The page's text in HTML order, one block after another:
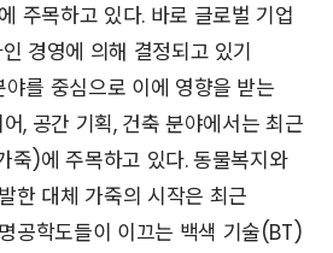
주목하고 있다. 바로 글로벌 기업
경영에 의해 결정되고 있기
를 중심으로 이에 영향을 받는
, 공간 기획, 건축 분야에서는 최근
죽)에 주목하고 있다. 동물복지와
한 대체 가죽의 시작은 최근
공학도들이 이끄는 백색 기술(BT)